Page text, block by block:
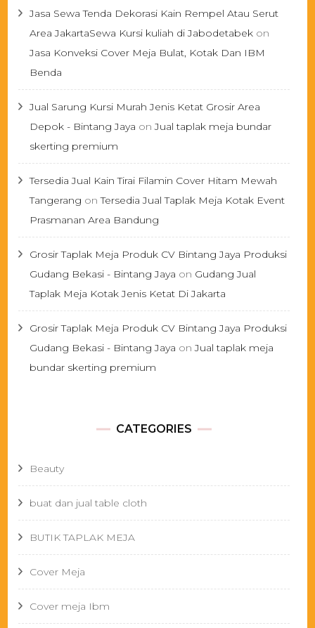
Jasa Sewa Tenda Dekorasi Kain Rempel Atau Serut
Area JakartaSewa Kursi kuliah di Jabodetabek on
Jasa Konveksi Cover Meja Bulat, Kotak Dan IBM
Benda
Jual Sarung Kursi Murah Jenis Ketat Grosir Area
Depok - Bintang Jaya onJual taplak meja bundar
skerting premium
Tersedia Jual Kain Tirai Filamin Cover Hitam Mewah
Tangerang onTersedia Jual Taplak Meja Kotak Event
Prasmanan Area Bandung
Grosir Taplak Meja Produk CV Bintang Jaya Produksi
Gudang Bekasi - Bintang Jaya on Gudang Jual
Taplak Meja Kotak Jenis Ketat Di Jakarta
Grosir Taplak Meja Produk CV Bintang Jaya Produksi
Gudang Bekasi - Bintang Jaya onJual taplak meja
bundar skerting premium
CATEGORIES
Beauty
buat dan jual table cloth
BUTIK TAPLAK MEJA
Cover Meja
Cover meja Ibm